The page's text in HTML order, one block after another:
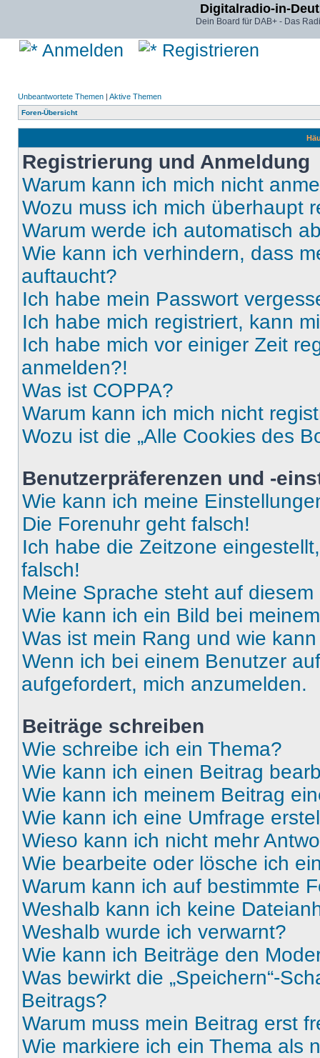
Digitalradio-in-
Dein Board für DAB+ - Das
Anmelden Registrieren
Unbeantwortete Themen | Aktive Themen
Foren-Übersicht
Registrierung und Anmeldung
Warum kann ich mich nicht
Wozu muss ich mich überhaupt
Warum werde ich automatisch
Wie kann ich verhindern, dass
auftaucht?
Ich habe mein Passwort
Ich habe mich registriert, kann
Ich habe mich vor einiger Zeit
anmelden?!
Was ist COPPA?
Warum kann ich mich nicht
Wozu ist die „Alle Cookies des
Benutzerpräferenzen und -
Wie kann ich meine
Die Forenuhr geht falsch!
Ich habe die Zeitzone
falsch!
Meine Sprache steht auf
Wie kann ich ein Bild bei
Was ist mein Rang und wie
Wenn ich bei einem Benutzer
aufgefordert, mich anzumelden.
Beiträge schreiben
Wie schreibe ich ein Thema?
Wie kann ich einen Beitrag
Wie kann ich meinem Beitrag
Wie kann ich eine Umfrage
Wieso kann ich nicht mehr
Wie bearbeite oder lösche ich
Warum kann ich auf bestimmte
Weshalb kann ich keine
Weshalb wurde ich verwarnt?
Wie kann ich Beiträge den
Was bewirkt die „Speichern“-
Beitrags?
Warum muss mein Beitrag erst
Wie markiere ich ein Thema als